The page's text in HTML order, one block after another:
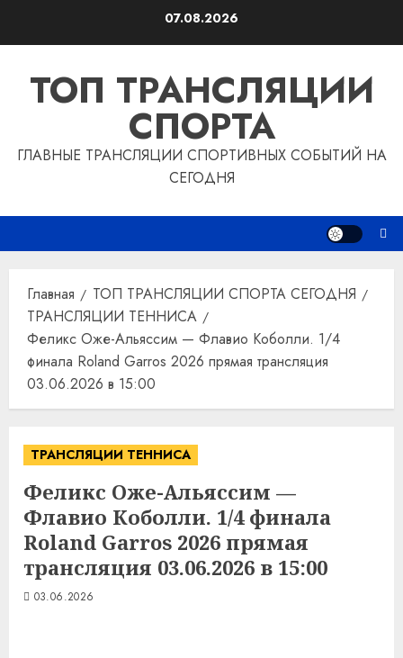
07.08.2026
ТОП ТРАНСЛЯЦИИ
СПОРТА
ГЛАВНЫЕ ТРАНСЛЯЦИИ СПОРТИВНЫХ СОБЫТИЙ НА
СЕГОДНЯ
Главная
ТОП ТРАНСЛЯЦИИ СПОРТА СЕГОДНЯ
ТРАНСЛЯЦИИ ТЕННИСА
Феликс Оже-Альяссим — Флавио Коболли. 1/4
финала Roland Garros 2026 прямая трансляция
03.06.2026 в 15:00
ТРАНСЛЯЦИИ ТЕННИСА
Феликс Оже-Альяссим —
Флавио Коболли. 1/4 финала
Roland Garros 2026 прямая
трансляция 03.06.2026 в 15:00
03.06.2026